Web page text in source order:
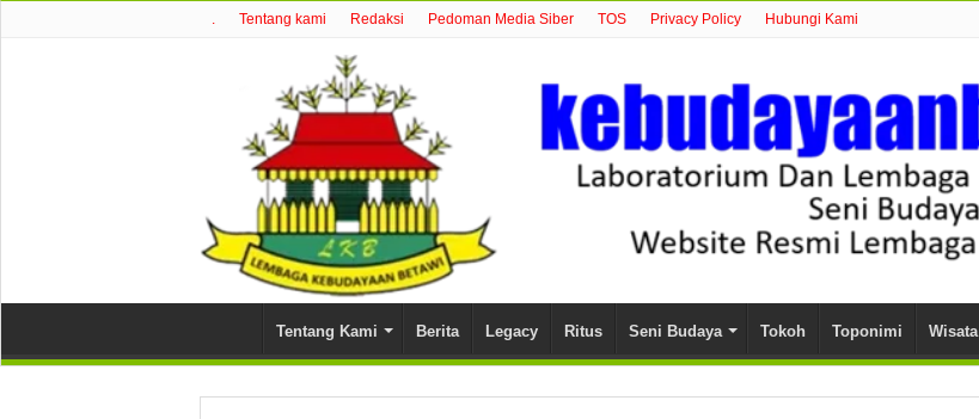
. Tentang kami Redaksi Pedoman Media Siber TOS Privacy Policy Hubungi Kami
Tentang Kami Berita Legacy Ritus Seni Budaya Tokoh Toponimi Wisata